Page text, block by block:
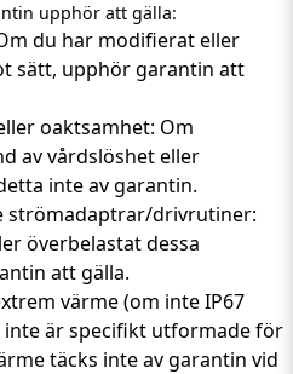
upphör att gälla:
du har modifierat eller
sätt, upphör garantin att
oaktsamhet: Om
av vårdslöshet eller
inte av garantin.
strömadaptrar/drivrutiner:
överbelastat dessa
att gälla.
värme (om inte IP67
inte är specifikt utformade för
täcks inte av garantin vid